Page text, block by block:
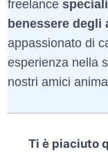
freelance
benessere degli
appassionato di
esperienza nella
nostri amici
Ti è piaciuto